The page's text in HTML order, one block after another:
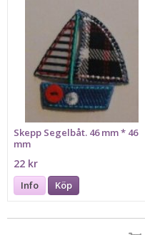
Skepp Segelbåt. 46 mm * 46
mm
22 kr
Info Köp